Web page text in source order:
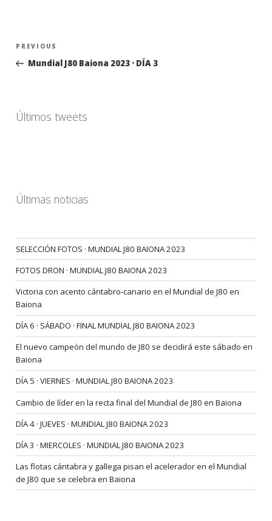
Navegación
entradas
Previous
Post
PREVIOUS
Mundial J80 Baiona 2023 · DÍA 3
Últimos tweets
Últimas noticias
SELECCIÓN FOTOS · MUNDIAL J80 BAIONA 2023
FOTOS DRON · MUNDIAL J80 BAIONA 2023
Victoria con acento cántabro-canario en el Mundial de J80 en
Baiona
DÍA 6 · SÁBADO · FINAL MUNDIAL J80 BAIONA 2023
El nuevo campeón del mundo de J80 se decidirá este sábado en
Baiona
DÍA 5 · VIERNES · MUNDIAL J80 BAIONA 2023
Cambio de líder en la recta final del Mundial de J80 en Baiona
DÍA 4 · JUEVES · MUNDIAL J80 BAIONA 2023
DÍA 3 · MIERCOLES · MUNDIAL J80 BAIONA 2023
Las flotas cántabra y gallega pisan el acelerador en el Mundial
de J80 que se celebra en Baiona